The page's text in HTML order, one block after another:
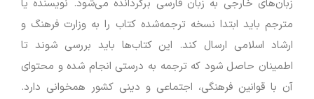
زبان‌های خارجی به زبان فارسی برگردانده می‌شود. نویسنده یا
مترجم باید ابتدا نسخه ترجمه‌شده کتاب را به وزارت فرهنگ و
ارشاد اسلامی ارسال کند. این کتاب‌ها باید بررسی شوند تا
اطمینان حاصل شود که ترجمه به درستی انجام شده و محتوای
آن با قوانین فرهنگی، اجتماعی و دینی کشور همخوانی دارد.